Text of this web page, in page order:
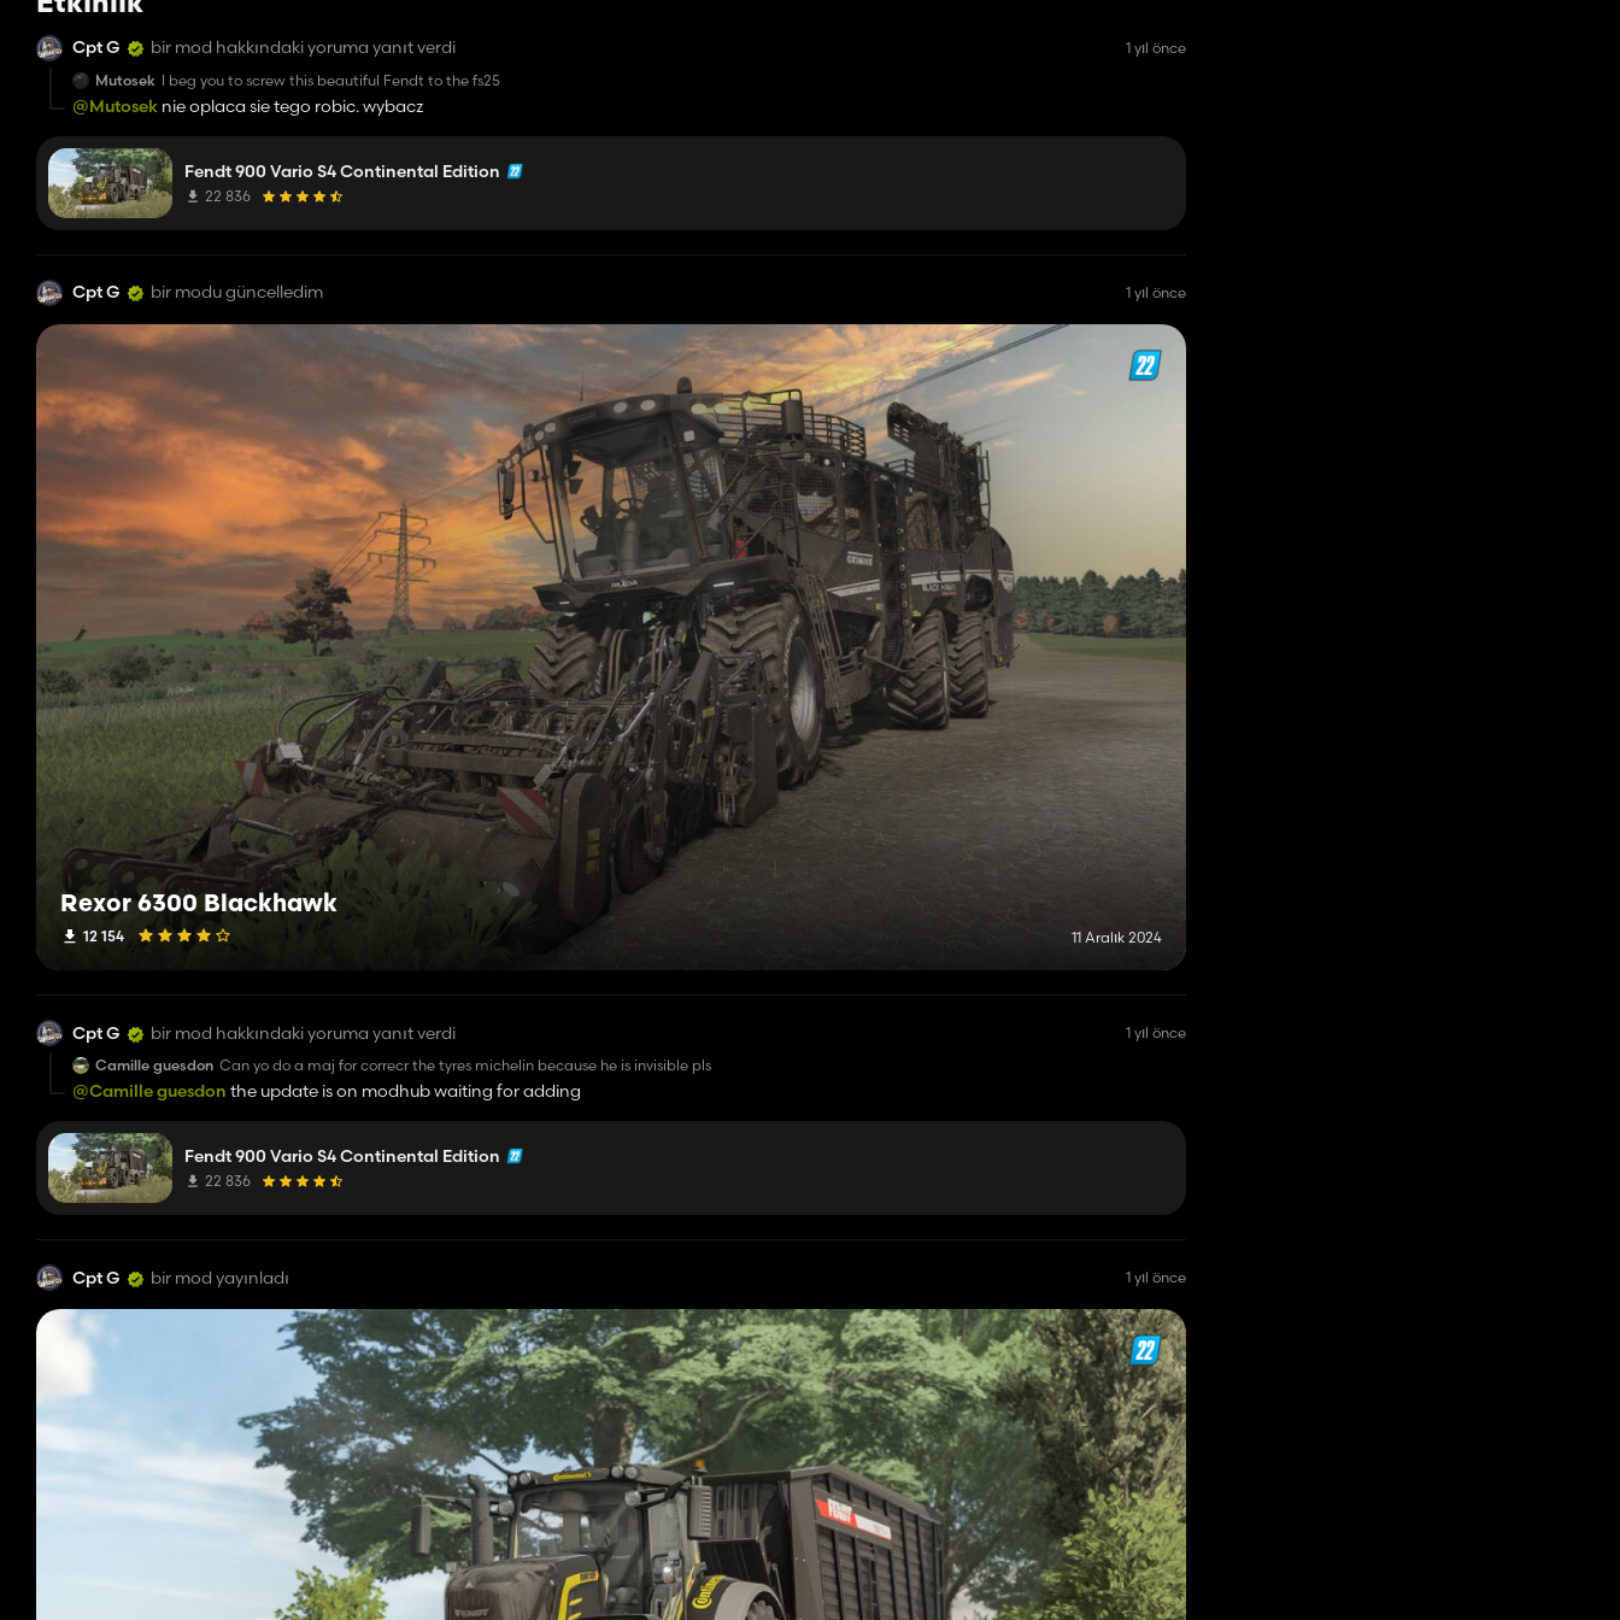
Cpt G bir mod hakkındaki yoruma yanıt verdi
1 yıl önce
Mutosek I beg you to screw this beautiful Fendt to the fs25
@Mutosek nie oplaca sie tego robic. wybacz
Fendt 900 Vario S4 Continental Edition
22 836
Cpt G bir modu güncelledim 1 yıl önce
Rexor 6300 Blackhawk
12 154 11 Aralık 2024
Cpt G bir mod hakkındaki yoruma yanıt verdi
1 yıl önce
Camille guesdon Can yo do a maj for correcr the tyres michelin because he is invisible pls
@Camille guesdon the update is on modhub waiting for adding
Fendt 900 Vario S4 Continental Edition
22 836
Cpt G bir mod yayınladı 1 yıl önce